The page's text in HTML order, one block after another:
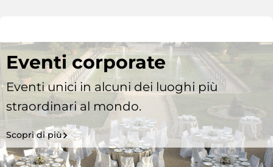
Eventi corporate
Eventi unici in alcuni dei luoghi più
straordinari al mondo.
Scopri di più